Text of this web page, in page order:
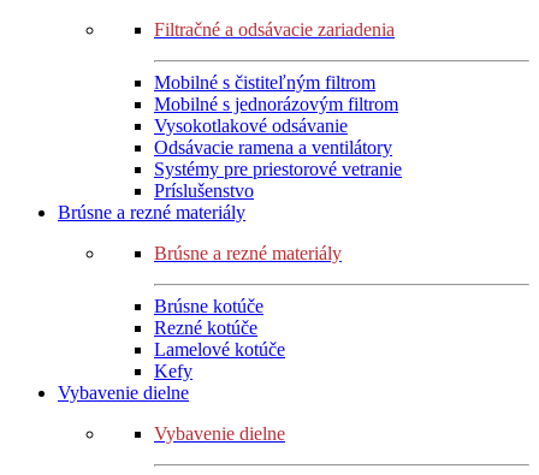
Filtračné a odsávacie zariadenia
Mobilné s čistiteľným filtrom
Mobilné s jednorázovým filtrom
Vysokotlakové odsávanie
Odsávacie ramena a ventilátory
Systémy pre priestorové vetranie
Príslušenstvo
Brúsne a rezné materiály
Brúsne a rezné materiály
Brúsne kotúče
Rezné kotúče
Lamelové kotúče
Kefy
Vybavenie dielne
Vybavenie dielne